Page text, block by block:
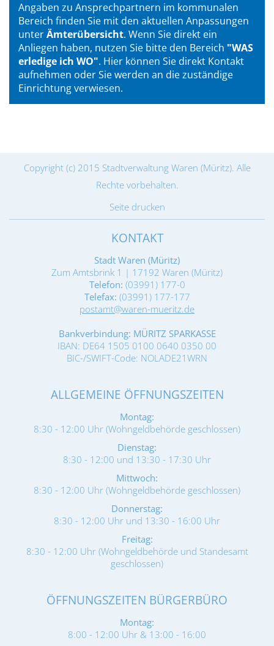
Angaben zu Ansprechpartnern im kommunalen
Bereich finden Sie mit den aktuellen Anpassungen
unterÄmterübersicht. Wenn Sie direkt ein
Anliegen haben, nutzen Sie bitte den Bereich "WAS
erledige ich WO". Hier können Sie direkt Kontakt
aufnehmen oder Sie werden an die zuständige
Einrichtung verwiesen.
Copyright (c) 2015 Stadtverwaltung Waren (Müritz). Alle
Rechte vorbehalten.
Seite drucken
KONTAKT
Stadt Waren (Müritz)
Zum Amtsbrink 1 | 17192 Waren (Müritz)
Telefon: (03991) 177-0
Telefax: (03991) 177-177
postamt@waren-mueritz.de
Bankverbindung: MÜRITZ SPARKASSE
IBAN: DE64 1505 0100 0640 0350 00
BIC-/SWIFT-Code: NOLADE21WRN
ALLGEMEINE ÖFFNUNGSZEITEN
Montag:
8:30 - 12:00 Uhr (Wohngeldbehörde geschlossen)
Dienstag:
8:30 - 12:00 und 13:30 - 17:30 Uhr
Mittwoch:
8:30 - 12:00 Uhr (Wohngeldbehörde geschlossen)
Donnerstag:
8:30 - 12:00 Uhr und 13:30 - 16:00 Uhr
Freitag:
8:30 - 12:00 Uhr (Wohngeldbehörde und Standesamt
geschlossen)
ÖFFNUNGSZEITEN BÜRGERBÜRO
Montag:
8:00 - 12:00 Uhr & 13:00 - 16:00